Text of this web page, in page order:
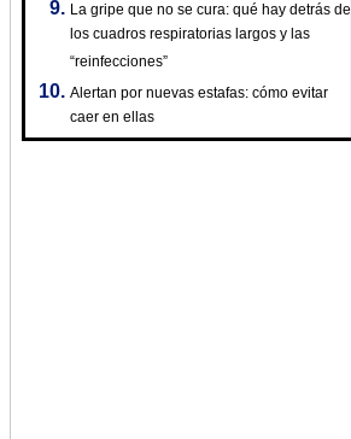
La gripe que no se cura: qué hay detrás de
los cuadros respiratorias largos y las
“reinfecciones”
Alertan por nuevas estafas: cómo evitar
caer en ellas